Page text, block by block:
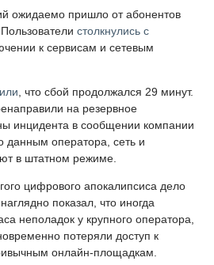
ожидаемо пришло от абонентов
столкнулись с
к сервисам и сетевым
, что сбой продолжался 29 минут.
на резервное
инцидента в сообщении компании
данным оператора, сеть и
в штатном режиме.
цифрового апокалипсиса дело
показал, что иногда
неполадок у крупного оператора,
потеряли доступ к
онлайн-площадкам.